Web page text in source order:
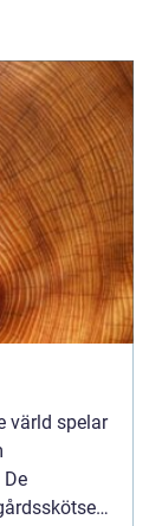
värld spelar